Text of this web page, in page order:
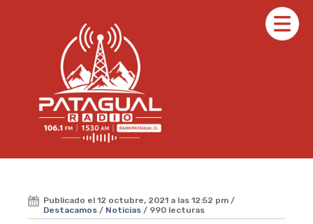
Publicado el 12 octubre, 2021 a las 12:52 pm /
Destacamos / Noticias / 990 lecturas